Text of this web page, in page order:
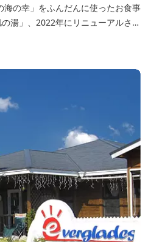
の幸」をふんだんに使ったお食事
湯」、2022年にリニューアルされ
】 近年リニュ
、親子3世代で楽しめるお部屋に
ンビューで雄大な鳥羽湾を一望で